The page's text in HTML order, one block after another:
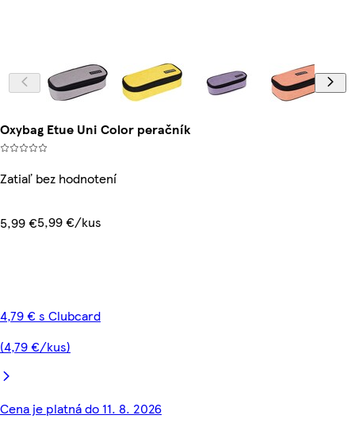
Oxybag Etue Uni Color peračník
Zatiaľ bez hodnotení
5,99 €5,99 €/kus
4,79 € s Clubcard
(4,79 €/kus)
Cena je platná do 11. 8. 2026